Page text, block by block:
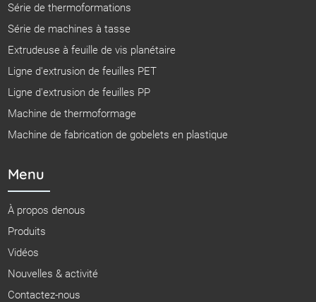
Série de thermoformations
Série de machines à tasse
Extrudeuse à feuille de vis planétaire
Ligne d'extrusion de feuilles PET
Ligne d'extrusion de feuilles PP
Machine de thermoformage
Machine de fabrication de gobelets en plastique
Menu
À propos denous
Produits
Vidéos
Nouvelles & activité
Contactez-nous